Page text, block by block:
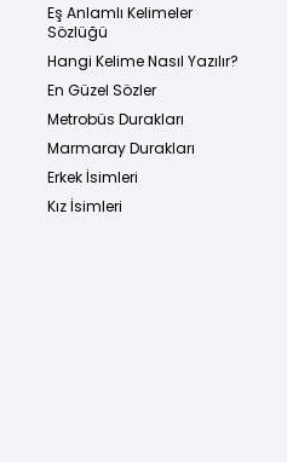
Eş Anlamlı Kelimeler
Sözlüğü
Hangi Kelime Nasıl Yazılır?
En Güzel Sözler
Metrobüs Durakları
Marmaray Durakları
Erkek İsimleri
Kız İsimleri